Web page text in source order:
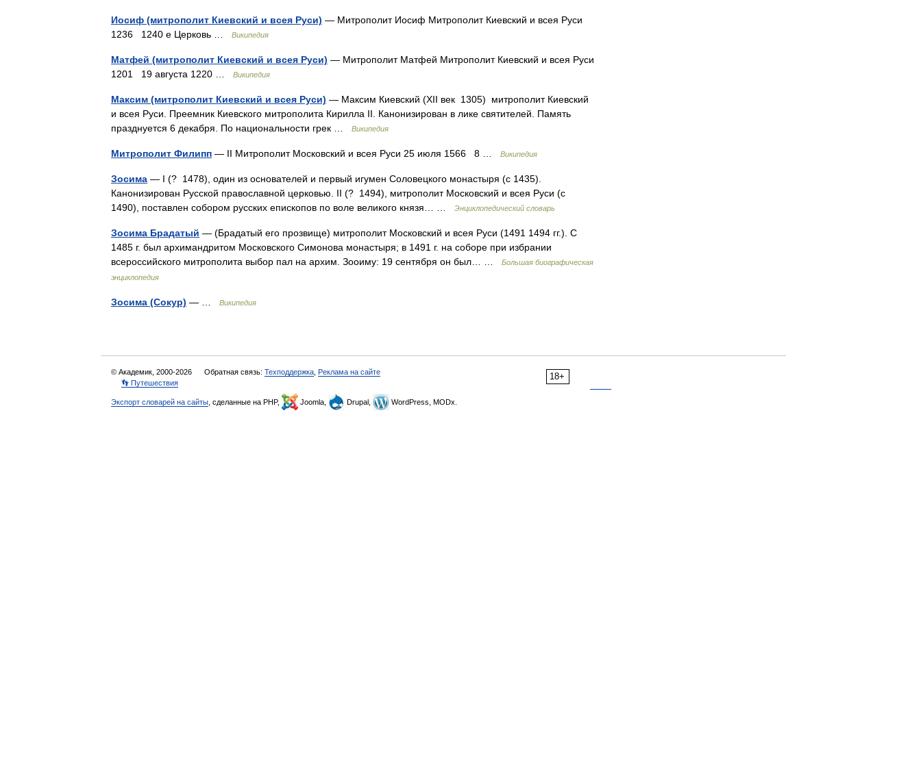
Иосиф (митрополит Киевский и всея Руси) — Митрополит Иосиф Митрополит Киевский и всея Руси
1236 1240 е Церковь …
Википедия
Матфей (митрополит Киевский и всея Руси) — Митрополит Матфей Митрополит Киевский и всея Руси
1201 19 августа 1220 …
Википедия
Максим (митрополит Киевский и всея Руси) — Максим Киевский (XII век 1305) митрополит Киевский
и всея Руси. Преемник Киевского митрополита Кирилла II. Канонизирован в лике святителей. Память
празднуется 6 декабря. По национальности грек …
Википедия
Митрополит Филипп — II Митрополит Московский и всея Руси 25 июля 1566 8 … Википедия
Зосима — I (? 1478), один из основателей и первый игумен Соловецкого монастыря (с 1435).
Канонизирован Русской православной церковью. II (? 1494), митрополит Московский и всея Руси (с
1490), поставлен собором русских епископов по воле великого князя… …
Энциклопедический словарь
Зосима Брадатый — (Брадатый его прозвище) митрополит Московский и всея Руси (1491 1494 гг.). С
1485 г. был архимандритом Московского Симонова монастыря; в 1491 г. на соборе при избрании
всероссийского митрополита выбор пал на архим. Зооиму: 19 сентября он был… …
Большая биографическая
энциклопедия
Зосима (Сокур) — … Википедия
18+
© Академик, 2000-2026 Обратная связь: Техподдержка Реклама на сайте
👣 Путешествия
Экспорт словарей на сайты , сделанные на PHP, Joomla, Drupal, WordPress, MODx.